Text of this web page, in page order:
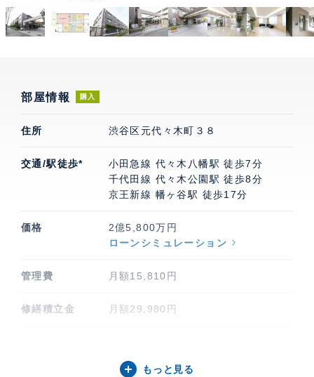
部屋情報 購入
住所 渋谷区元代々木町３８
交通/駅徒歩*
小田急線 代々木八幡駅 徒歩7分
千代田線 代々木公園駅 徒歩8分
京王新線 幡ヶ谷駅 徒歩17分
価格
2億5,800万円
ローンシミュレーション
管理費 月額15,810円
修繕積立金 月額29,980円
もっと見る